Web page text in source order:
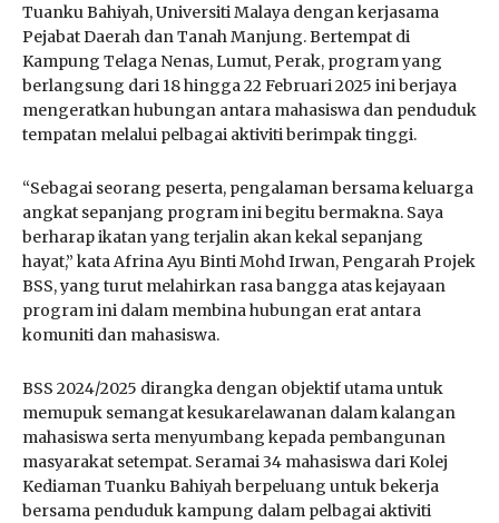
Tuanku Bahiyah, Universiti Malaya dengan kerjasama
Pejabat Daerah dan Tanah Manjung. Bertempat di
Kampung Telaga Nenas, Lumut, Perak, program yang
berlangsung dari 18 hingga 22 Februari 2025 ini berjaya
mengeratkan hubungan antara mahasiswa dan penduduk
tempatan melalui pelbagai aktiviti berimpak tinggi.
“Sebagai seorang peserta, pengalaman bersama keluarga
angkat sepanjang program ini begitu bermakna. Saya
berharap ikatan yang terjalin akan kekal sepanjang
hayat,” kata Afrina Ayu Binti Mohd Irwan, Pengarah Projek
BSS, yang turut melahirkan rasa bangga atas kejayaan
program ini dalam membina hubungan erat antara
komuniti dan mahasiswa.
BSS 2024/2025 dirangka dengan objektif utama untuk
memupuk semangat kesukarelawanan dalam kalangan
mahasiswa serta menyumbang kepada pembangunan
masyarakat setempat. Seramai 34 mahasiswa dari Kolej
Kediaman Tuanku Bahiyah berpeluang untuk bekerja
bersama penduduk kampung dalam pelbagai aktiviti